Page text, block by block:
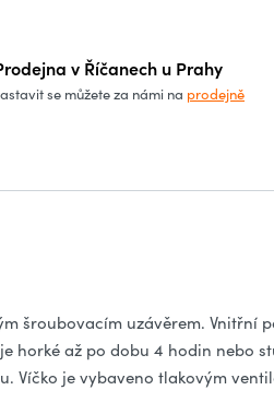
v Říčanech u Prahy
se můžete za námi na prodejně
šroubovacím uzávěrem. Vnitřní
horké až po dobu 4 hodin nebo
Víčko je vybaveno tlakovým